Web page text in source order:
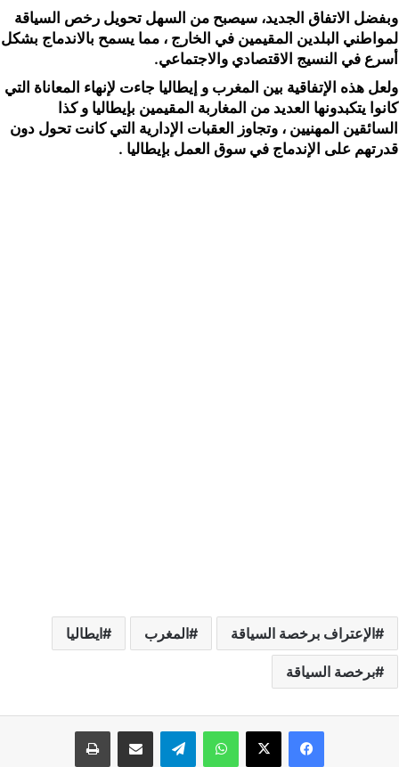
وبفضل الاتفاق الجديد، سيصبح من السهل تحويل رخص السياقة
لمواطني البلدين المقيمين في الخارج ، مما يسمح بالاندماج بشكل
أسرع في النسيج الاقتصادي والاجتماعي.
ولعل هذه الإتفاقية بين المغرب و إيطاليا جاءت لإنهاء المعاناة التي
كانوا يتكبدونها العديد من المغاربة المقيمين بإيطاليا و كذا
السائقين المهنيين ، وتجاوز العقبات الإدارية التي كانت تحول دون
قدرتهم على الإندماج في سوق العمل بإيطاليا .
الإعتراف برخصة السياقة المغرب ايطاليا
برخصة السياقة
واتساب